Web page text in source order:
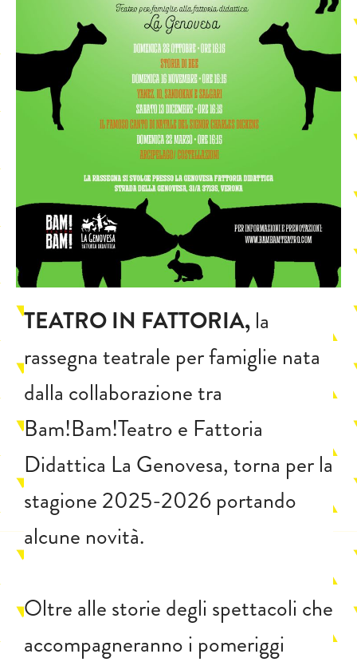
TEATRO IN FATTORIA, la
rassegna teatrale per famiglie nata
dalla collaborazione tra
Bam!Bam!Teatro e Fattoria
Didattica La Genovesa, torna per la
stagione 2025-2026 portando
alcune novità.
Oltre alle storie degli spettacoli che
accompagneranno i pomeriggi